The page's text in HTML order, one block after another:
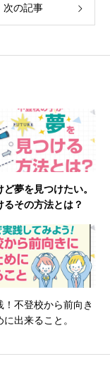
次の記事
夢を見つけたい。
るその方法とは？
！不登校から前向き
出来ること。